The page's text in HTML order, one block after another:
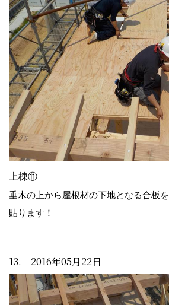
上棟⑪
垂木の上から屋根材の下地となる合板を
貼ります！
13. 2016年05月22日